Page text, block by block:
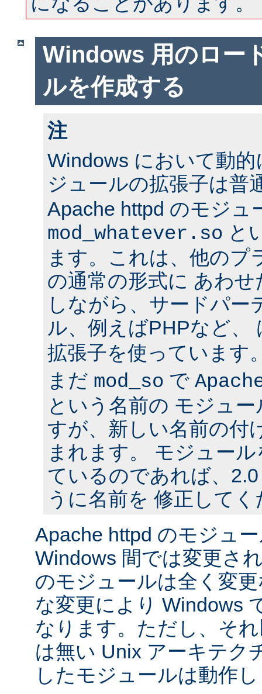
Windows 用のロー
ルを作成する
注
Windows において動
ジュールの拡張子は普
Apache httpd のモジュ
mod_whatever.so と
ます。これは、他のプ
の通常の形式に あわ
しながら、サードパー
ル、例えばPHPなど、
拡張子を使っています
まだ mod_so で
という名前の モジュ
すが、新しい名前の付
まれます。 モジュー
ているのであれば、
うに名前を 修正して
Apache httpd のモジュ
Windows 間では変更さ
のモジュールは全く変
な変更により Windows
なります。ただし、そ
は無い Unix アーキテク
したモジュールは動作